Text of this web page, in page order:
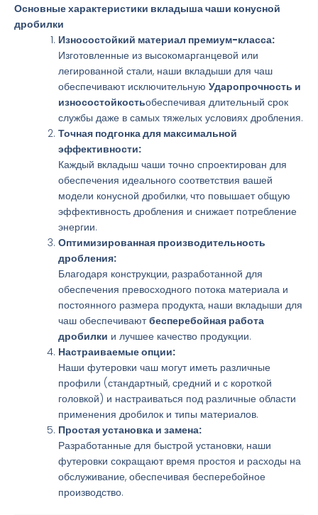
Основные характеристики вкладыша чаши конусной
дробилки
Износостойкий материал премиум-класса:
Изготовленные из высокомарганцевой или
легированной стали, наши вкладыши для чаш
обеспечивают исключительную Ударопрочность и
износостойкостьобеспечивая длительный срок
службы даже в самых тяжелых условиях дробления.
Точная подгонка для максимальной
эффективности:
Каждый вкладыш чаши точно спроектирован для
обеспечения идеального соответствия вашей
модели конусной дробилки, что повышает общую
эффективность дробления и снижает потребление
энергии.
Оптимизированная производительность
дробления:
Благодаря конструкции, разработанной для
обеспечения превосходного потока материала и
постоянного размера продукта, наши вкладыши для
чаш обеспечиваютбесперебойная работа
дробилки и лучшее качество продукции.
Настраиваемые опции:
Наши футеровки чаш могут иметь различные
профили (стандартный, средний и с короткой
головкой) и настраиваться под различные области
применения дробилок и типы материалов.
Простая установка и замена:
Разработанные для быстрой установки, наши
футеровки сокращают время простоя и расходы на
обслуживание, обеспечивая бесперебойное
производство.